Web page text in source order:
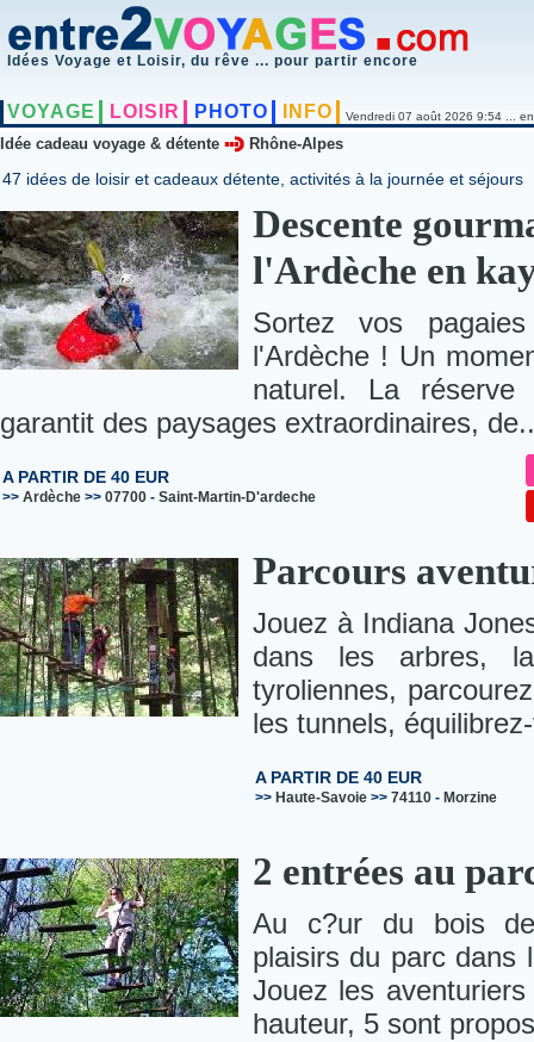
Idées Voyage et Loisir, du rêve ... pour partir encore
VOYAGE LOISIR PHOTO INFO Vendredi 07 août 2026 9:54 ...
Idée cadeau voyage & détente Rhône-Alpes
47 idées de loisir et cadeaux détente, activités à la journée et séjours
Descente
l'Ardèche en
Sortez vos
l'Ardèche ! Un
naturel. La
garantit des paysages extraordinaires,
A PARTIR DE 40 EUR
>> Ardèche >> 07700 - Saint-Martin-D'ardeche
Parcours
Jouez à Indiana
dans les arbres,
tyroliennes,
les tunnels,
A PARTIR DE 40 EUR
>> Haute-Savoie >> 74110 - Morzine
2 entrées au
Au c?ur du bois
plaisirs du parc dans
Jouez les
hauteur, 5 sont